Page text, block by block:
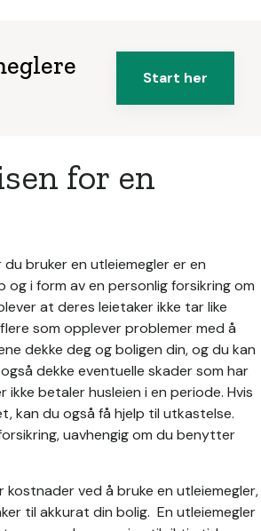
Start her
for en
bruker en utleiemegler er en
i form av en personlig forsikring om
at deres leietaker ikke tar like
som opplever problemer med å
dekke deg og boligen din, og du kan
dekke eventuelle skader som har
betaler husleien i en periode. Hvis
du også få hjelp til utkastelse.
uavhengig om du benytter
ved å bruke en utleiemegler,
til akkurat din bolig. En utleiemegler